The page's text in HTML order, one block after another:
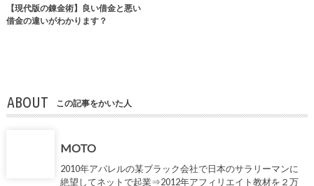
【現代版の錬金術】良い借金と悪い
借金の違いがわかります？
ABOUT この記事をかいた人
MOTO
2010年アパレルの某ブラック会社で日本のサラリーマンに
絶望してネットで起業⇒2012年アフィリエイト教材を２万